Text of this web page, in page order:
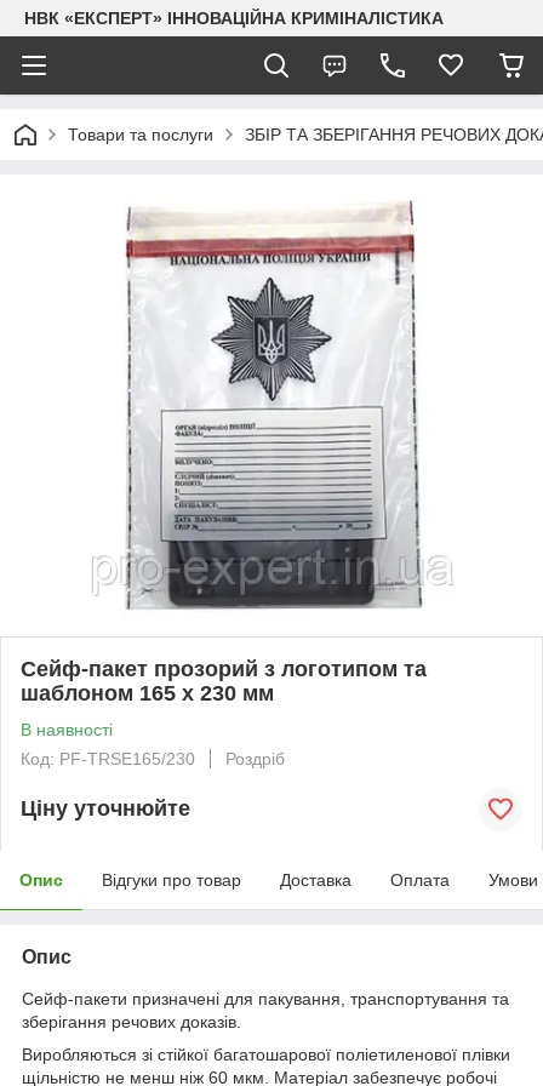
НВК «ЕКСПЕРТ» ІННОВАЦІЙНА КРИМІНАЛІСТИКА
Товари та послуги ЗБІР ТА ЗБЕРІГАННЯ РЕЧОВИХ
Сейф-пакет прозорий з логотипом та
шаблоном 165 x 230 мм
В наявності
Код: PF-TRSE165/230
Роздріб
Ціну уточнюйте
Опис Відгуки про товар Доставка Оплата Умови
Опис
Сейф-пакети призначені для пакування, транспортування та
зберігання речових доказів.
Виробляються зі стійкої багатошарової поліетиленової плівки
щільністю не менш ніж 60 мкм. Матеріал забезпечує робочі